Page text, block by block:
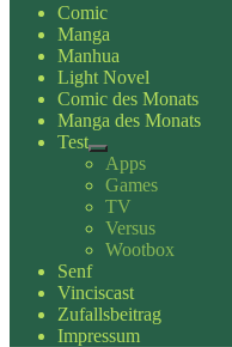
Comic
Manga
Manhua
Light Novel
Comic des Monats
Manga des Monats
Test
Apps
Games
TV
Versus
Wootbox
Senf
Vinciscast
Zufallsbeitrag
Impressum